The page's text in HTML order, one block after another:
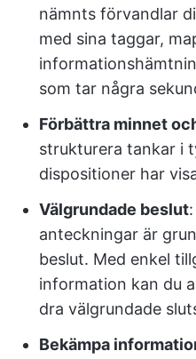
nämnts förvandlar
med sina taggar,
som tar några
Förbättra minnet
strukturera tankar i
dispositioner har
Välgrundade beslut
anteckningar är
beslut. Med enkel
information kan du
dra välgrundade
Bekämpa